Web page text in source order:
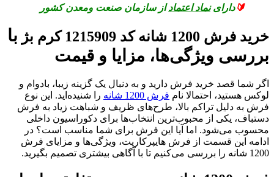
🔰داراینماد اعتماداز سازمان صنعت ومعدن کشور
خرید فرش 1200 شانه کد 1215909 کرم بژ
با
بررسی ویژگی‌ها، مزایا و قیمت
اگر شما قصد خرید فرش دارید و به دنبال یک گزینه زیبا، بادوام و
لوکس هستید، احتمالا نام فرش 1200 شانه
را شنیده‌اید. این نوع
فرش به دلیل تراکم بالا، طرح‌های ظریف و شباهت زیاد به فرش
دستباف، یکی از محبوب‌ترین انتخاب‌ها برای دکوراسیون داخلی
محسوب می‌شود. اما آیا این فرش برای شما مناسب است؟ در
ادامه این قسمت از فرش هایپرکارپت، ویژگی‌ها و مزایای فرش
1200 شانه را بررسی می‌کنیم تا با آگاهی بیشتری تصمیم بگیرید.